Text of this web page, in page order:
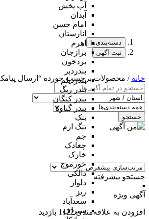
آب پخش
آبدان
امام حسن
انارستان
اهرم
برازجان
بردخون
بندردیر
بندردیلم
بندر ریگ
بندر کنگان
بندر گناوه
بنک
تنگ ارم
جم
چغادک
خارک
خورموج
دالکی
دلوار
ریز
سعدآباد
سیراف
دسته‌بندی‌ها
ثبت آگهی
خانه / محصولات برچسب خورده “ارسال
جستجو
جستجو پیشرفته
آگهی ویژه
افزودن به علاقه‌مندی 1122 بازدید